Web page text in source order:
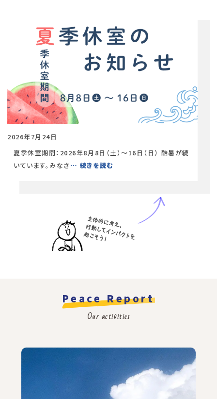
2026年7月24日
夏季休室期間：2026年8月8日（土）〜16日（日） 酷暑が続
いています。みなさ … 続きを読む
Peace Report
Our activities